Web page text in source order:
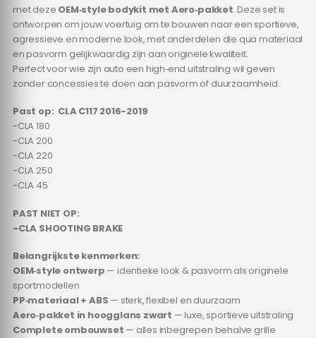
met deze OEM‑style bodykit met Aero‑pakket. Deze set is
ontworpen om jouw voertuig om te bouwen naar een sportieve,
agressieve en moderne look, met onderdelen die qua materiaal
en pasvorm gelijkwaardig zijn aan originele kwaliteit.
Perfect voor wie zijn auto een high‑end uitstraling wil geven
zonder concessies te doen aan pasvorm of duurzaamheid.
Past op: CLA C117 2016-2019
-CLA 180
-CLA 200
-CLA 220
-CLA 250
-CLA 45
PAST NIET OP:
-CLA SHOOTING BRAKE
Belangrijkste kenmerken:
OEM‑style ontwerp — identieke look & pasvorm als originele
sportmodellen
PP‑materiaal + ABS — sterk, flexibel en duurzaam
Aero‑pakket in hoogglans zwart — luxe, sportieve uitstraling
Complete ombouwset — alles inbegrepen behalve grille